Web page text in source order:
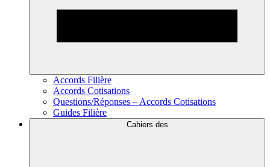
Accords Filière
Accords Cotisations
Questions/Réponses – Accords Cotisations
Guides Filière
Cahiers des